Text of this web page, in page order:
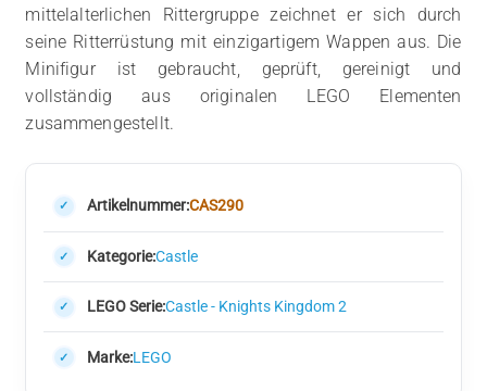
mittelalterlichen Rittergruppe zeichnet er sich durch
seine Ritterrüstung mit einzigartigem Wappen aus. Die
Minifigur ist gebraucht, geprüft, gereinigt und
vollständig aus originalen LEGO Elementen
zusammengestellt.
Artikelnummer:CAS290
Kategorie:Castle
LEGO Serie:Castle - Knights Kingdom 2
Marke:LEGO